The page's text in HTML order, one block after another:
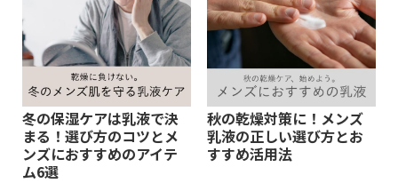
冬の保湿ケアは乳液で決
まる！選び方のコツとメ
ンズにおすすめのアイテ
ム6選
秋の乾燥対策に！メンズ
乳液の正しい選び方とお
すすめ活用法